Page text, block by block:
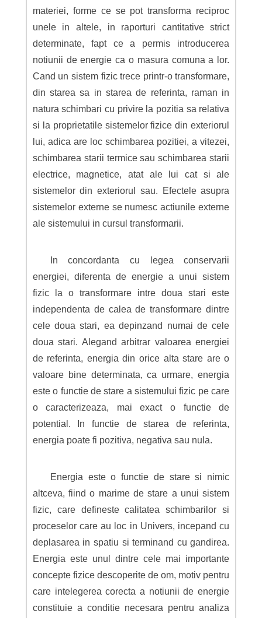
materiei, forme ce se pot transforma reciproc
unele in altele, in raporturi cantitative strict
determinate, fapt ce a permis introducerea
notiunii de energie ca o masura comuna a lor.
Cand un sistem fizic trece printr-o transformare,
din starea sa in starea de referinta, raman in
natura schimbari cu privire la pozitia sa relativa
si la proprietatile sistemelor fizice din exteriorul
lui, adica are loc schimbarea pozitiei, a vitezei,
schimbarea starii termice sau schimbarea starii
electrice, magnetice, atat ale lui cat si ale
sistemelor din exteriorul sau. Efectele asupra
sistemelor externe se numesc actiunile externe
ale sistemului in cursul transformarii.
In concordanta cu legea conservarii
energiei, diferenta de energie a unui sistem
fizic la o transformare intre doua stari este
independenta de calea de transformare dintre
cele doua stari, ea depinzand numai de cele
doua stari. Alegand arbitrar valoarea energiei
de referinta, energia din orice alta stare are o
valoare bine determinata, ca urmare, energia
este o functie de stare a sistemului fizic pe care
o caracterizeaza, mai exact o functie de
potential. In functie de starea de referinta,
energia poate fi pozitiva, negativa sau nula.
Energia este o functie de stare si nimic
altceva, fiind o marime de stare a unui sistem
fizic, care defineste calitatea schimbarilor si
proceselor care au loc in Univers, incepand cu
deplasarea in spatiu si terminand cu gandirea.
Energia este unul dintre cele mai importante
concepte fizice descoperite de om, motiv pentru
care intelegerea corecta a notiunii de energie
constituie a conditie necesara pentru analiza